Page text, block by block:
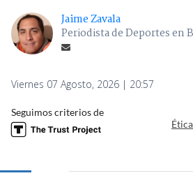
Jaime Zavala
Periodista de Deportes en
Viernes 07 Agosto, 2026 | 20:57
Seguimos criterios de